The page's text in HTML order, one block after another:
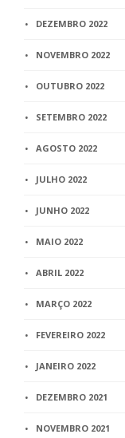
DEZEMBRO 2022
NOVEMBRO 2022
OUTUBRO 2022
SETEMBRO 2022
AGOSTO 2022
JULHO 2022
JUNHO 2022
MAIO 2022
ABRIL 2022
MARÇO 2022
FEVEREIRO 2022
JANEIRO 2022
DEZEMBRO 2021
NOVEMBRO 2021